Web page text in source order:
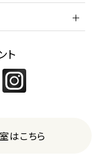
ト
はこちら